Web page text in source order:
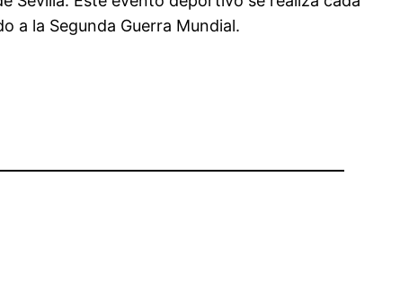
a la Segunda Guerra Mundial.